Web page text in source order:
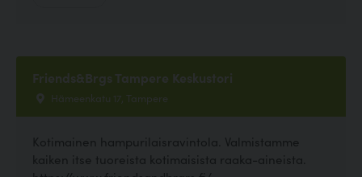
Friends&Brgs Tampere Keskustori
Hämeenkatu 17, Tampere
Kotimainen hampurilaisravintola. Valmistamme
kaiken itse tuoreista kotimaisista raaka-aineista.